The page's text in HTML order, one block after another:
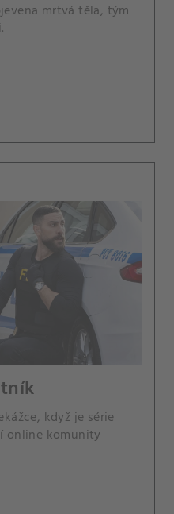
mrtvá těla, tým
když je série
online komunity